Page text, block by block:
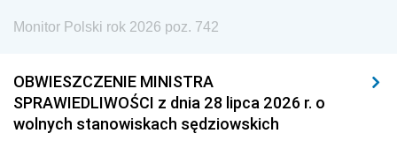
Monitor Polski rok 2026 poz. 742
OBWIESZCZENIE MINISTRA
SPRAWIEDLIWOŚCI z dnia 28 lipca 2026 r. o
wolnych stanowiskach sędziowskich